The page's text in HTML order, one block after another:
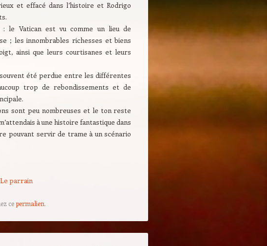
et effacé dans l’histoire et Rodrigo
: le Vatican est vu comme un lieu de
; les innombrables richesses et biens
ainsi que leurs courtisanes et leurs
été perdue entre les différentes
trop de rebondissements et de
sont peu nombreuses et le ton reste
à une histoire fantastique dans
pouvant servir de trame à un scénario
Le parrain
cepermalien.